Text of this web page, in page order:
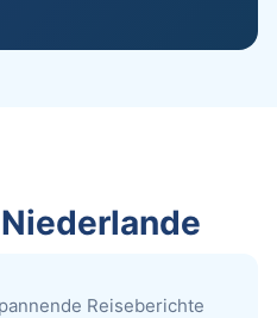
Reiseberichte